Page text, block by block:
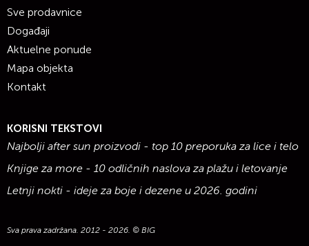
Sve prodavnice
Događaji
Aktuelne ponude
Mapa objekta
Kontakt
KORISNI TEKSTOVI
Najbolji after sun proizvodi - top 10 preporuka za lice i telo
Knjige za more - 10 odličnih naslova za plažu i letovanje
Letnji nokti - ideje za boje i dezene u 2026. godini
Sva prava zadržana. 2012 - 2026. © BIG